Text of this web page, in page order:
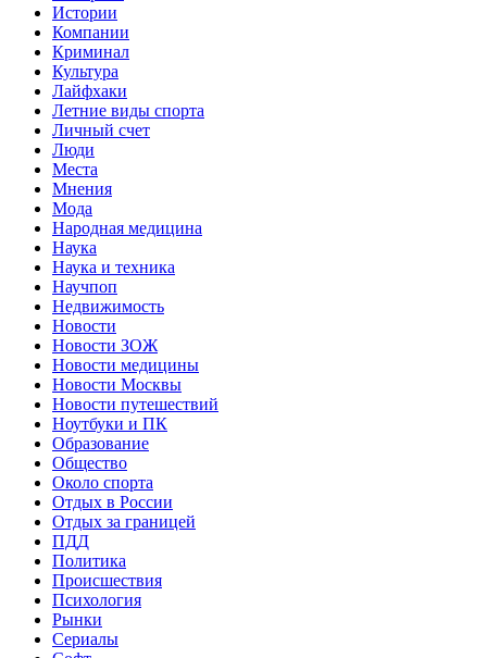
Истории
Компании
Криминал
Культура
Лайфхаки
Летние виды спорта
Личный счет
Люди
Места
Мнения
Мода
Народная медицина
Наука
Наука и техника
Научпоп
Недвижимость
Новости
Новости ЗОЖ
Новости медицины
Новости Москвы
Новости путешествий
Ноутбуки и ПК
Образование
Общество
Около спорта
Отдых в России
Отдых за границей
ПДД
Политика
Происшествия
Психология
Рынки
Сериалы